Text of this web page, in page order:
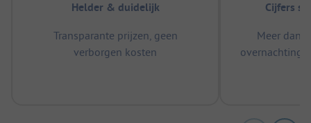
Helder & duidelijk
Transparante prijzen, geen
verborgen kosten
Cijfers
Meer dan